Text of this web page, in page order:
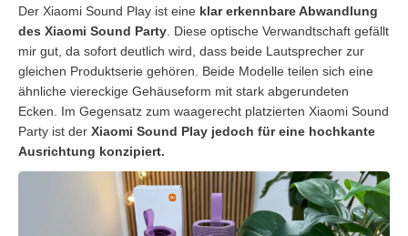
Der Xiaomi Sound Play ist eine klar erkennbare Abwandlung
des Xiaomi Sound Party . Diese optische Verwandtschaft gefällt
mir gut, da sofort deutlich wird, dass beide Lautsprecher zur
gleichen Produktserie gehören. Beide Modelle teilen sich eine
ähnliche viereckige Gehäuseform mit stark abgerundeten
Ecken. Im Gegensatz zum waagerecht platzierten Xiaomi Sound
Party ist der Xiaomi Sound Play jedoch für eine hochkante
Ausrichtung konzipiert.